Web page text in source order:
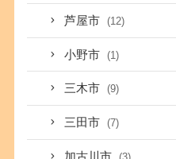
芦屋市 (12)
小野市 (1)
三木市 (9)
三田市 (7)